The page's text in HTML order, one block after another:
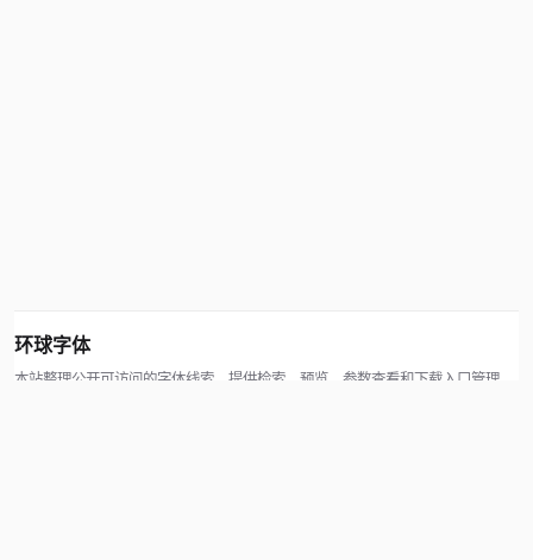
环球字体
本站整理公开可访问的字体线索，提供检索、预览、参数查看和下载入口管理。